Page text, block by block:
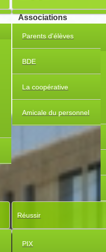
Partenariat stratégique
Charte Erasmus
Témoignages
Associations
Parents d'élèves
BDE
La coopérative
Amicale du personnel
Réussir
PIX